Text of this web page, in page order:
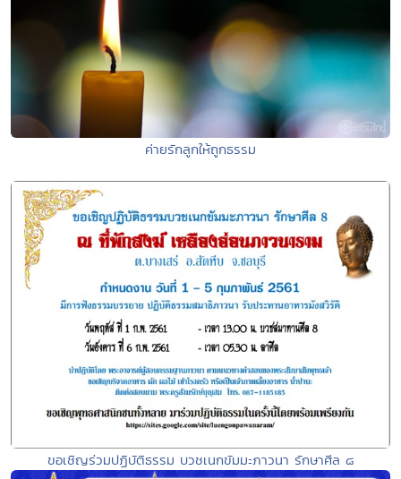
ค่ายรักลูกให้ถูกธรรม
ขอเชิญร่วมปฏิบัติธรรม บวชเนกขัมมะภาวนา รักษาศีล ๘